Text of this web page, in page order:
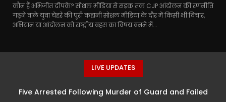
कौन हैं अभिजीत दीपके? सोशल मीडिया से सड़क तक CJP आंदोलन की रणनीति
गढ़ने वाले युवा चेहरे की पूरी कहानी सोशल मीडिया के दौर में किसी भी विचार,
अभियान या आंदोलन को राष्ट्रीय बहस का विषय बनने में...
LIVE UPDATES
Five Arrested Following Murder of Guard and Failed